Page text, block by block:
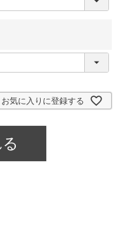
お気に入りに登録する